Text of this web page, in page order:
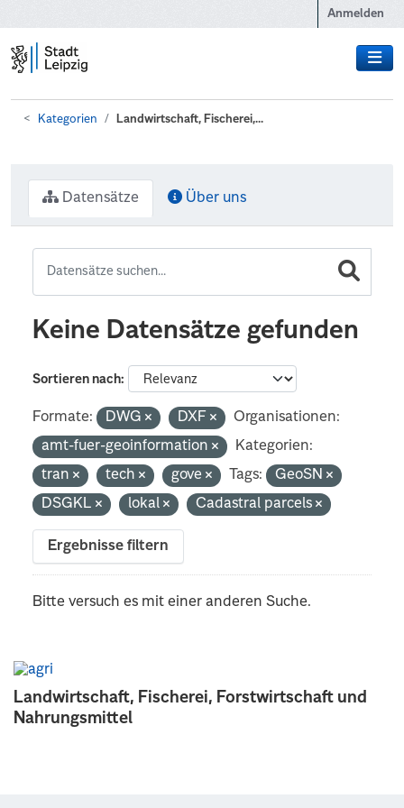
Anmelden
Kategorien Landwirtschaft, Fischerei,...
Landwirtschaft, Fischerei, Forstwirtschaft und
Nahrungsmittel
Datensätze Über uns
Keine Datensätze gefunden
Sortieren nach
Formate: DWG DXF
Organisationen:
amt-fuer-geoinformation
Kategorien:
tran
tech gove Tags:
GeoSN
DSGKL
lokal Cadastral parcels
Ergebnisse filtern
Bitte versuch es mit einer anderen Suche.